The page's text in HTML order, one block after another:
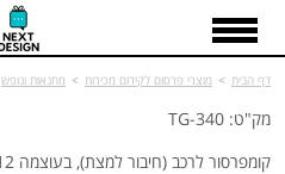
דף הבית > מוצרי פרסום לקידום מכירות > מחנאות ונופש
מק"ט: TG-340
קומפרסור לרכב (חיבור למצת), בעוצמה 12 v, 14 Amp .